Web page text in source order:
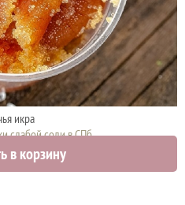
икра
слабой соли в СПб
руб.
в корзину